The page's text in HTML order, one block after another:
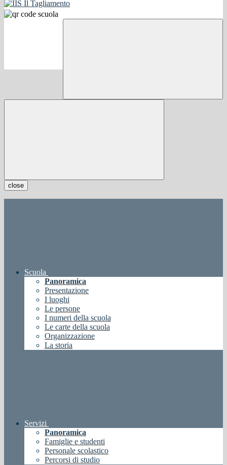
close
Scuola
Panoramica
Presentazione
I luoghi
Le persone
I numeri della scuola
Le carte della scuola
Organizzazione
La storia
Servizi
Panoramica
Famiglie e studenti
Personale scolastico
Percorsi di studio